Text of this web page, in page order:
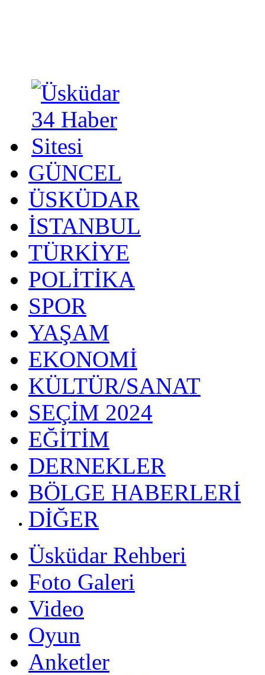
GÜNCEL
ÜSKÜDAR
İSTANBUL
TÜRKİYE
POLİTİKA
SPOR
YAŞAM
EKONOMİ
KÜLTÜR/SANAT
SEÇİM 2024
EĞİTİM
DERNEKLER
BÖLGE HABERLERİ
DİĞER
Üsküdar Rehberi
Foto Galeri
Video
Oyun
Anketler